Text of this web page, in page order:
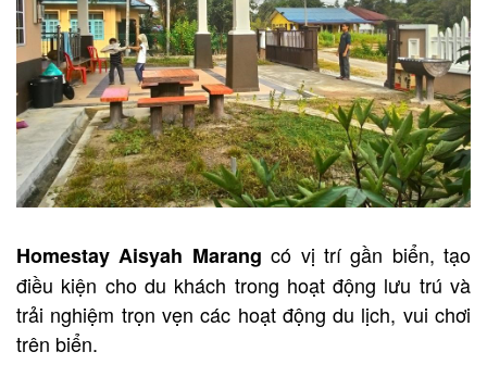
Homestay Aisyah Marangcó vị trí gần biển, tạo
điều kiện cho du khách trong hoạt động lưu trú và
trải nghiệm trọn vẹn các hoạt động du lịch, vui chơi
trên biển.